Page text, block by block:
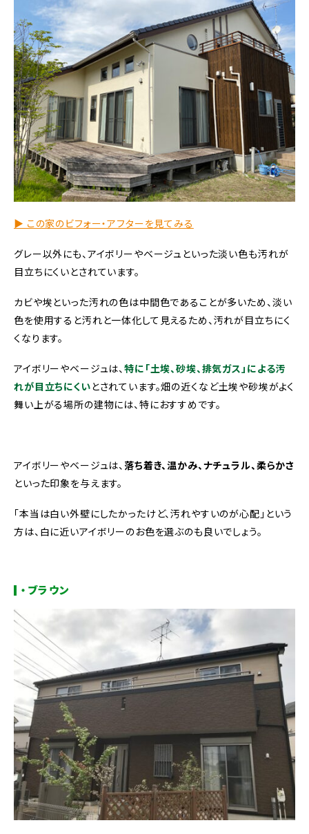
▶︎ この家のビフォー・アフターを見てみる
グレー以外にも、アイボリーやベージュといった淡い色も汚れが
目立ちにくいとされています。
カビや埃といった汚れの色は中間色であることが多いため、淡い
色を使用すると汚れと一体化して見えるため、汚れが目立ちにく
くなります。
アイボリーやベージュは、特に「土埃、砂埃、排気ガス」による汚
れが目立ちにくいとされています。畑の近くなど土埃や砂埃がよく
舞い上がる場所の建物には、特におすすめです。
アイボリーやベージュは、 落ち着き、温かみ、ナチュラル、柔らかさ
といった印象を与えます。
「本当は白い外壁にしたかったけど、汚れやすいのが心配」という
方は、白に近いアイボリーのお色を選ぶのも良いでしょう。
・ブラウン